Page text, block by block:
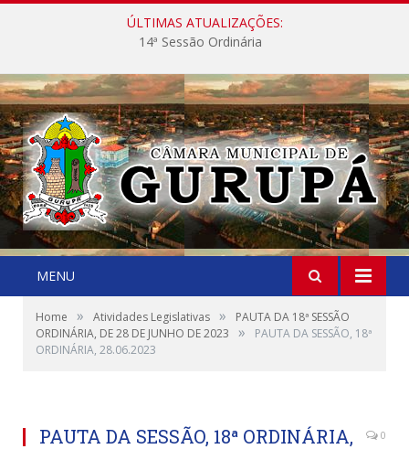
ÚLTIMAS ATUALIZAÇÕES:
14ª Sessão Ordinária
MENU
Home » Atividades Legislativas »
PAUTA DA 18ª SESSÃO
ORDINÁRIA, DE 28 DE JUNHO DE 2023
»
PAUTA DA SESSÃO, 18ª
ORDINÁRIA, 28.06.2023
PAUTA DA SESSÃO, 18ª ORDINÁRIA,
0